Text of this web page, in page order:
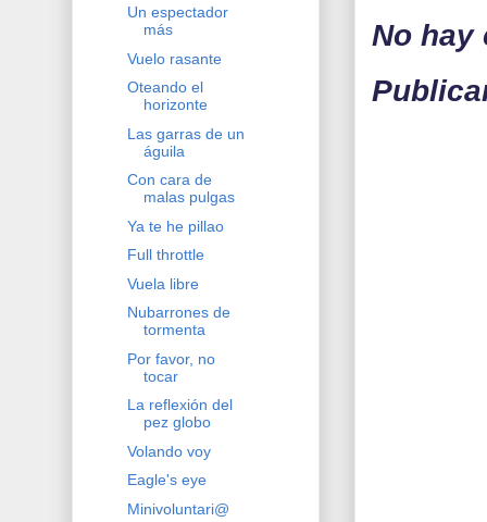
No hay
Un espectador
más
Vuelo rasante
Oteando el
horizonte
Las garras de un
águila
Con cara de
malas pulgas
Ya te he pillao
Full throttle
Vuela libre
Nubarrones de
tormenta
Por favor, no
tocar
La reflexión del
pez globo
Volando voy
Eagle's eye
Minivoluntari@